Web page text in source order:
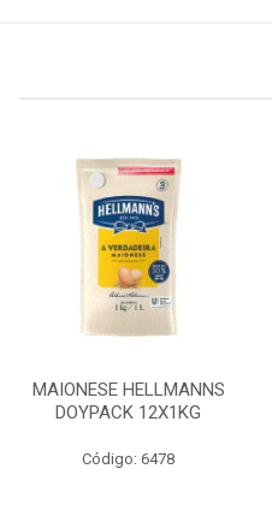
MAIONESE HELLMANNS
DOYPACK 12X1KG
Código: 6478